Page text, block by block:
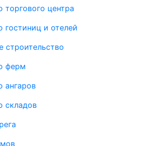
торгового центра
гостиниц и отелей
ферм
ангаров
складов